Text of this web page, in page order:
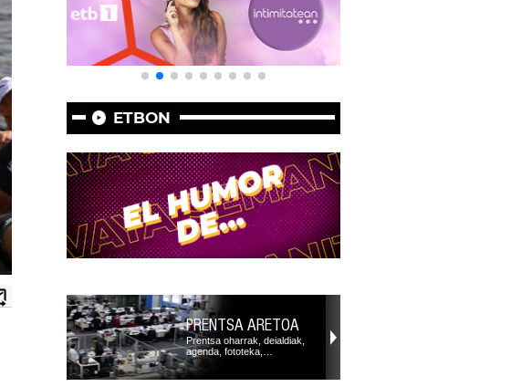
ETBON
PRENTSA ARETOA
Prentsa oharrak, deialdiak,
agenda, fototeka,…